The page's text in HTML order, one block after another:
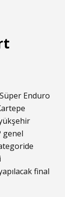
Enduro
genel
final